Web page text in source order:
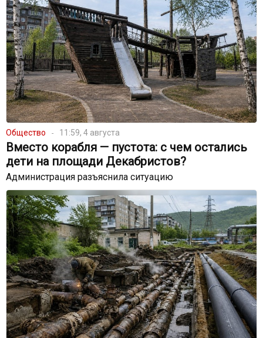
Общество 11:59, 4 августа
Вместо корабля — пустота: с чем остались
дети на площади Декабристов?
Администрация разъяснила ситуацию